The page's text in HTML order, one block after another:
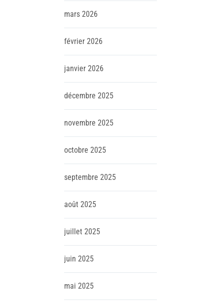
mars 2026
février 2026
janvier 2026
décembre 2025
novembre 2025
octobre 2025
septembre 2025
août 2025
juillet 2025
juin 2025
mai 2025